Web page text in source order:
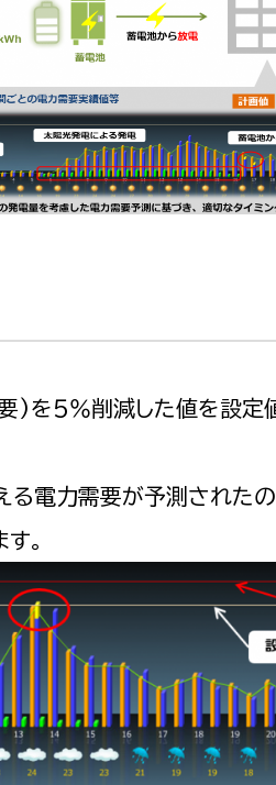
)を５％削減した値を設定
る電力需要が予測されたの
。